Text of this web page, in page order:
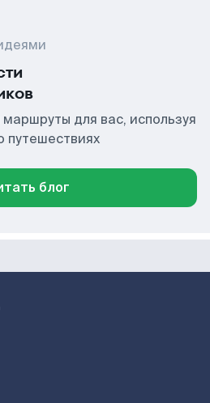
для вас, используя
путешествиях
блог